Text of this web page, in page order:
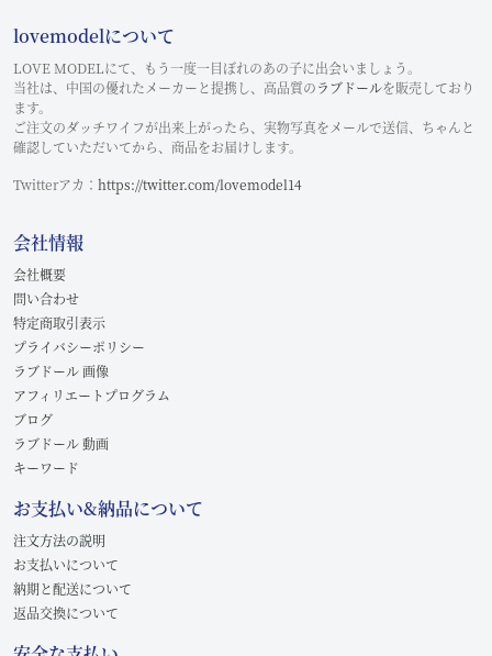
lovemodelについて
LOVE MODELにて、もう一度一目ぼれのあの子に出会いましょう。
当社は、中国の優れたメーカーと提携し、高品質のラブドールを販売しており
ます。
ご注文のダッチワイフが出来上がったら、実物写真をメールで送信、ちゃんと
確認していただいてから、商品をお届けします。
Twitterアカ： https://twitter.com/lovemodel14
会社情報
会社概要
問い合わせ
特定商取引表示
プライバシーポリシー
ラブドール 画像
アフィリエートプログラム
ブログ
ラブドール 動画
キーワード
お支払い&納品について
注文方法の説明
お支払いについて
納期と配送について
返品交換について